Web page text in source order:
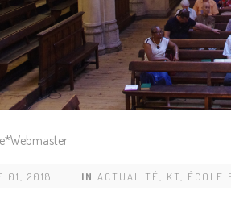
01, 2018 IN ACTUALITÉ, KT, ÉCOLE